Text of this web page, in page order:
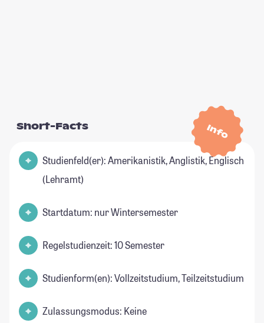
Info
Short-Facts
Studienfeld(er): Amerikanistik, Anglistik, Englisch
(Lehramt)
Startdatum: nur Wintersemester
Regelstudienzeit: 10 Semester
Studienform(en): Vollzeitstudium, Teilzeitstudium
Zulassungsmodus: Keine